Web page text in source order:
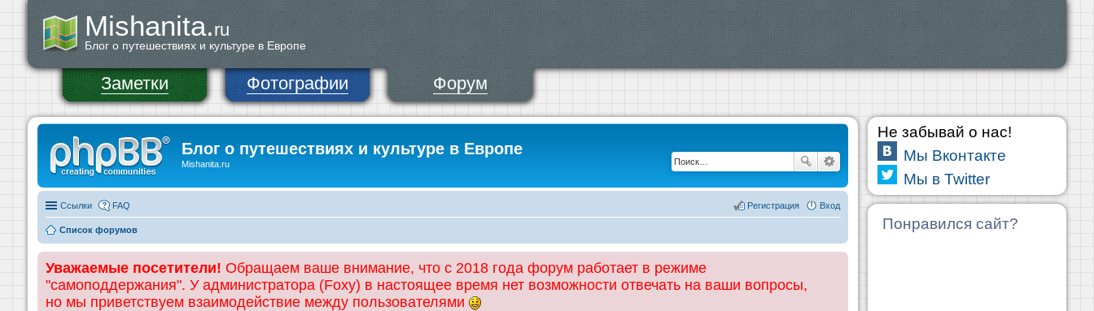
Mishanita.ru
Блог о путешествиях и культуре в Европе
Заметки Фотографии Форум
Блог о путешествиях и культуре в Европе
Mishanita.ru
Ссылки FAQ Вход
Регистрация
Список форумов
Уважаемые посетители! Обращаем ваше внимание, что с 2018 года форум работает в режиме
"самоподдержания". У администратора (Foxy) в настоящее время нет возможности отвечать на ваши вопросы,
но мы приветствуем взаимодействие между пользователями
Не забывай о нас!
Мы Вконтакте
Мы в Twitter
Понравился сайт?